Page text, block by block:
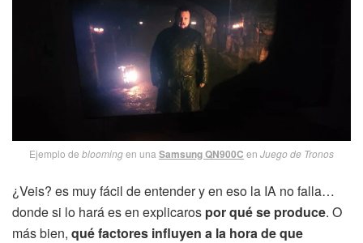
Ejemplo de bloomingen una Samsung QN900C en Juego de Tronos
¿Veis? es muy fácil de entender y en eso la IA no falla…
donde si lo hará es en explicaros por qué se produce. O
más bien, qué factores influyen a la hora de que